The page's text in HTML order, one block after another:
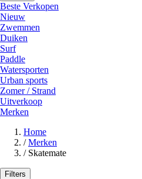
Beste Verkopen
Nieuw
Zwemmen
Duiken
Surf
Paddle
Watersporten
Urban sports
Zomer / Strand
Uitverkoop
Merken
Home
/ Merken
/ Skatemate
Filters